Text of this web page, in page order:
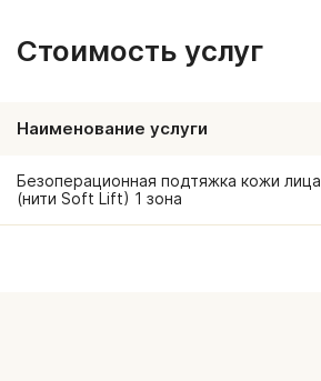
Стоимость услуг
Наименование услуги
Безоперационная подтяжка кожи лица
(нити Soft Lift) 1 зона